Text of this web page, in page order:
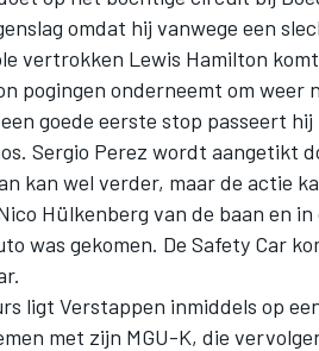
omdat hij vanwege een
vertrokken Lewis Hamilton
pogingen onderneemt om weer
goede eerste stop passeert hij
Sergio Perez wordt aangetikt
kan wel verder, maar de actie
Hülkenberg van de baan en in
was gekomen. De Safety Car
ligt Verstappen inmiddels op
met zijn MGU-K, die